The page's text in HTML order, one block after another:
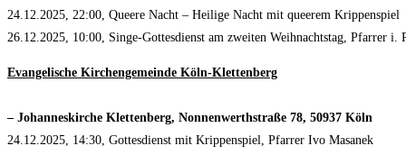
24.12.2025, 22:00, Queere Nacht – Heilige Nacht mit queerem Krippenspiel
26.12.2025, 10:00, Singe-Gottesdienst am zweiten Weihnachtstag, Pfarrer i.
Evangelische Kirchengemeinde Köln-Klettenberg
– Johanneskirche Klettenberg, Nonnenwerthstraße 78, 50937 Köln
24.12.2025, 14:30, Gottesdienst mit Krippenspiel, Pfarrer Ivo Masanek